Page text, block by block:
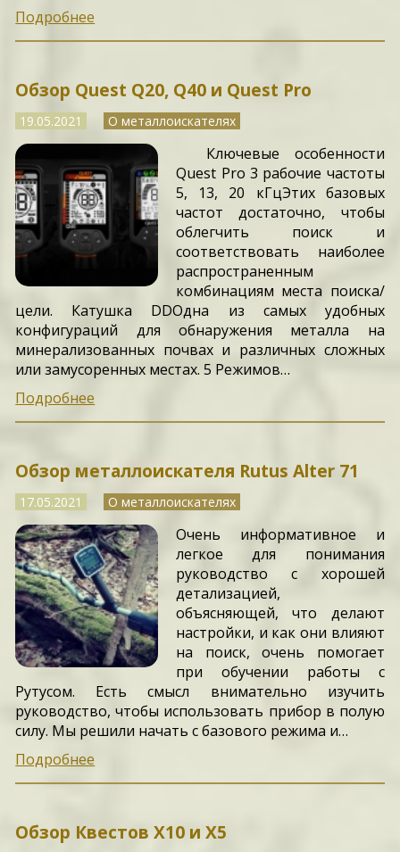
Подробнее
Обзор Quest Q20, Q40 и Quest Pro
19.05.2021 О металлоискателях
Ключевые особенности
Quest Pro 3 рабочие частоты
5, 13, 20 кГцЭтих базовых
частот достаточно, чтобы
облегчить поиск и
соответствовать наиболее
распространенным
комбинациям места поиска/
цели. Катушка DDОдна из самых удобных
конфигураций для обнаружения металла на
минерализованных почвах и различных сложных
или замусоренных местах. 5 Режимов…
Подробнее
Обзор металлоискателя Rutus Alter 71
17.05.2021 О металлоискателях
Очень информативное и
легкое для понимания
руководство с хорошей
детализацией,
объясняющей, что делают
настройки, и как они влияют
на поиск, очень помогает
при обучении работы с
Рутусом. Есть смысл внимательно изучить
руководство, чтобы использовать прибор в полую
силу. Мы решили начать с базового режима и…
Подробнее
Обзор Квестов X10 и X5